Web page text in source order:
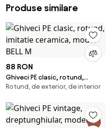
Produse similare
88 RON
Ghiveci PE clasic, rotund,
imitatie ceramica, model BELL M
Rotund, de exterior, de interior